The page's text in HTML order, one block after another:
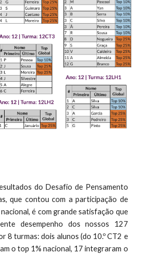
do Desafio de Pensamento
que contou com a participação de
é com grande satisfação que
desempenho dos nossos 127
8 turmas: dois alunos (do 10.º CT2 e
o top 1% nacional, 17 integraram o